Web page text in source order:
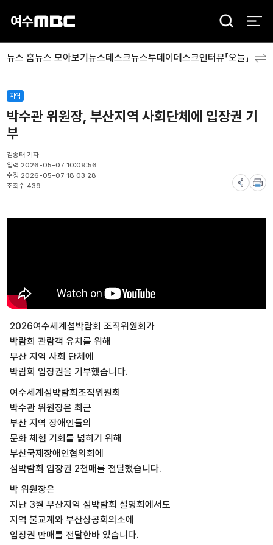
검
뉴스 홈뉴스 모아보기뉴스데스크뉴스투데이데스크인터뷰「오늘」 분야
지역
박수관 위원장, 부산지역 사회단체에 입장권 기
부
김종태 기자
입력 2026-05-07 10:09:56
수정 2026-05-07 18:03:28
조회수 439
2026여수세계섬박람회 조직위원회가
박람회 관람객 유치를 위해
부산 지역 사회 단체에
박람회 입장권을 기부했습니다.
여수세계섬박람회조직위원회
박수관 위원장은 최근
부산 지역 장애인들의
문화 체험 기회를 넒히기 위해
부산국제장애인협의회에
섬박람회 입장권 2천매를 전달했습니다.
박 위원장은
지난 3월 부산지역 섬박람회 설명회에서도
지역 불교계와 부산상공회의소에
입장권 만매를 전달한바 있습니다.